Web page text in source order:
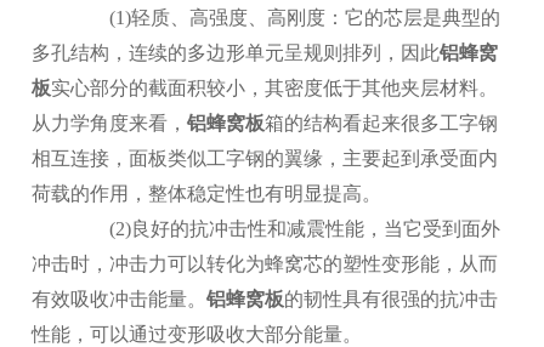
(1)轻质、高强度、高刚度：它的芯层是典型的
多孔结构，连续的多边形单元呈规则排列，因此铝蜂窝
板实心部分的截面积较小，其密度低于其他夹层材料。
从力学角度来看， 铝蜂窝板箱的结构看起来很多工字钢
相互连接，面板类似工字钢的翼缘，主要起到承受面内
荷载的作用，整体稳定性也有明显提高。
(2)良好的抗冲击性和减震性能，当它受到面外
冲击时，冲击力可以转化为蜂窝芯的塑性变形能，从而
有效吸收冲击能量。 铝蜂窝板的韧性具有很强的抗冲击
性能，可以通过变形吸收大部分能量。